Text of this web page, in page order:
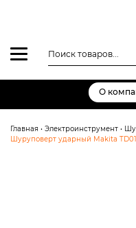
товаров
О
Главная • Электроинструмент •
Шуруповерт ударный Makita